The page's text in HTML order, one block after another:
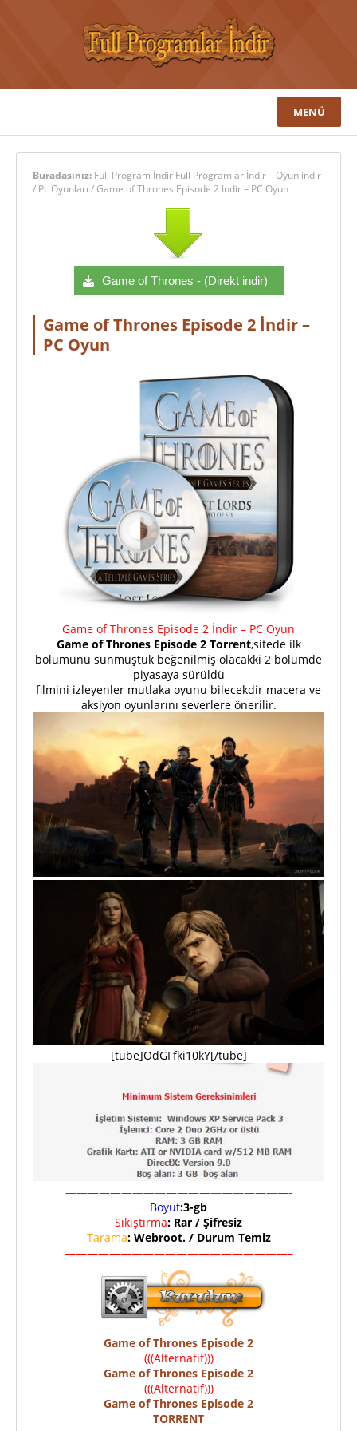
MENÜ
Buradasınız: Full Program İndir Full Programlar İndir – Oyun indir
/ Pc Oyunları /Game of Thrones Episode 2 İndir – PC Oyun
Game of Thrones - (Direkt indir)
Game of Thrones Episode 2 İndir –
PC Oyun
Game of Thrones Episode 2 İndir – PC Oyun
Game of Thrones Episode 2 Torrent,sitede ilk
bölümünü sunmuştuk beğenilmiş olacakki 2 bölümde
piyasaya sürüldü
filmini izleyenler mutlaka oyunu bilecekdir macera ve
aksiyon oyunlarını severlere önerilir.
[tube]OdGFfki10kY[/tube]
————————————————————-
Boyut:3-gb
Sıkıştırma: Rar / Şifresiz
Tarama: Webroot. / Durum Temiz
————————————————————–
Game of Thrones Episode 2
(((Alternatif)))
Game of Thrones Episode 2
(((Alternatif)))
Game of Thrones Episode 2
TORRENT